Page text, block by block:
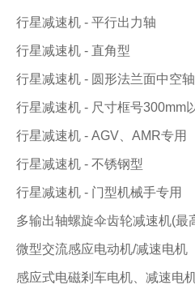
行星减速机 - 平行出力轴
行星减速机 - 直角型
行星减速机 - 圆形法兰面中空轴
行星减速机 - 尺寸框号300mm
行星减速机 - AGV、AMR专用
行星减速机 - 不锈钢型
行星减速机 - 门型机械手专用
多输出轴螺旋伞齿轮减速机(最
微型交流感应电动机/减速电机
感应式电磁剎车电机、减速电